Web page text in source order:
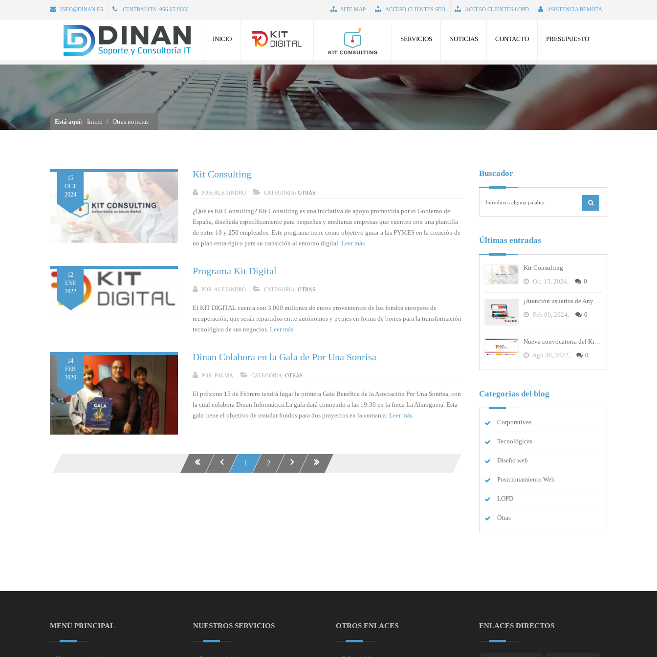
INFO@DINAN.ES CENTRALITA: 956 65 8000 SITE MAP ACCESO CLIENTES SEO ACCESO CLIENTES LOPD ASISTENCIA REMOTA
INICIO SERVICIOS NOTICIAS CONTACTO PRESUPUESTO
Está aquí: Inicio Otras noticias
15
OCT
2024
Kit Consulting
POR: ALEJANDRO CATEGORIA:OTRAS
¿Qué es Kit Consulting? Kit Consulting es una iniciativa de apoyo promovida por el Gobierno de
España, diseñada específicamente para pequeñas y medianas empresas que cuenten con una plantilla
de entre 10 y 250 empleados. Este programa tiene como objetivo guiar a las PYMES en la creación de
un plan estratégico para su transición al entorno digital.Leer más
12
ENE
2022
Programa Kit Digital
POR: ALEJANDRO CATEGORIA:OTRAS
El KIT DIGITAL cuenta con 3.000 millones de euros provenientes de los fondos europeos de
recuperación, que serán repartidos entre autónomos y pymes en forma de bonos para la transformación
tecnológica de sus negocios.Leer más
14
FEB
2020
Dinan Colabora en la Gala de Por Una Sonrisa
POR:PALMA CATEGORIA:OTRAS
El próximo 15 de Febrero tendrá lugar la primera Gala Benéfica de la Asociación Por Una Sonrisa, con
la cual colabora Dinan Informática.La gala dará comiendo a las 19:30 en la finca La Almoguera. Esta
gala tiene el objetivo de reaudar fondos para dos proyectos en la comarca:Leer más
1 2
Buscador
Últimas entradas
Kit Consulting
Oct 15, 2024,
0
¡Atención usuarios de AnyDesk! La empresa sufre un ataque cibernético y debes cambiar tus contraseñas
Feb 06, 2024,
0
Ago 30, 2022,
0
Categorias del blog
Corporativas
Tecnológicas
Diseño web
Posicionamiento Web
LOPD
Otras
MENÚ PRINCIPAL NUESTROS SERVICIOS OTROS ENLACES ENLACES DIRECTOS